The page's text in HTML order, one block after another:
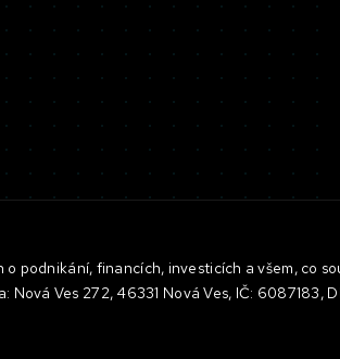
podnikání, financích, investicích a všem, co
Nová Ves 272, 46331 Nová Ves, IČ: 6087183,